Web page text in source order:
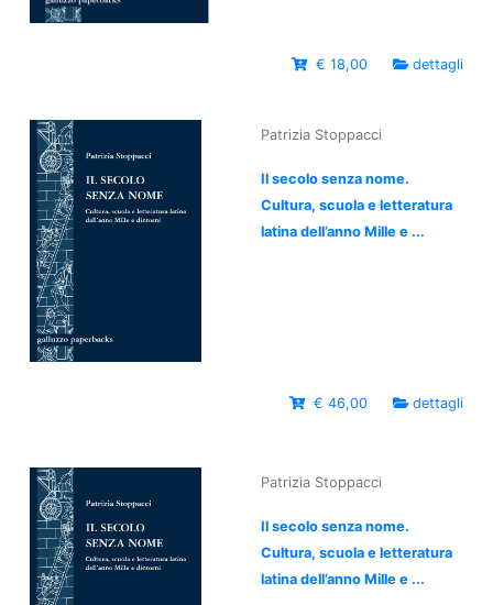
€ 18,00 dettagli
Patrizia Stoppacci
Il secolo senza nome.
Cultura, scuola e letteratura
latina dell’anno Mille e ...
€ 46,00 dettagli
Patrizia Stoppacci
Il secolo senza nome.
Cultura, scuola e letteratura
latina dell’anno Mille e ...